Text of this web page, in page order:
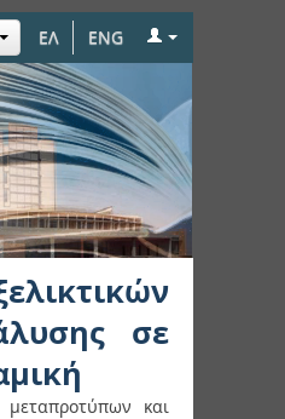
ΕΛ ENG
μέσω
στην
σε
και